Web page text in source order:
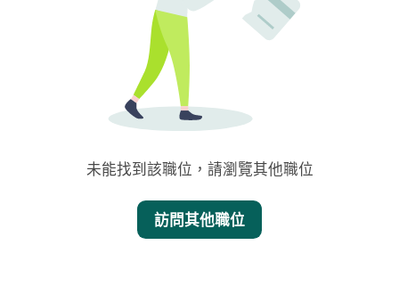
未能找到該職位，請瀏覽其他職位
訪問其他職位